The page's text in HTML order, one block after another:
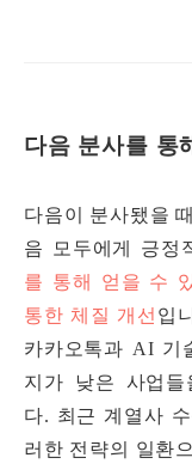
다음 분사를 통
다음이 분사됐을
음 모두에게 긍정
를 통해 얻을 수
통한 체질 개선 입
카카오톡과 AI 기
지가 낮은 사업들
다. 최근 계열사
러한 전략의 일환